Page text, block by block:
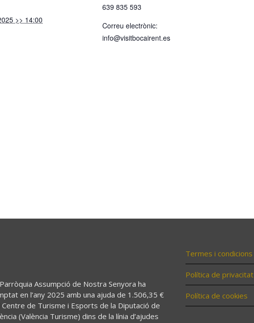
>> 14:00
639 835 593
Correu electrònic:
info@visitbocairent.es
Assumpció de Nostra Senyora ha
en l’any 2025 amb una ajuda de 1.506,35 €
Centre de Turisme i Esports de la Diputació de
(València Turisme) dins de la línia d’ajudes
Termes i condicions
Política de privacitat
Política de cookies